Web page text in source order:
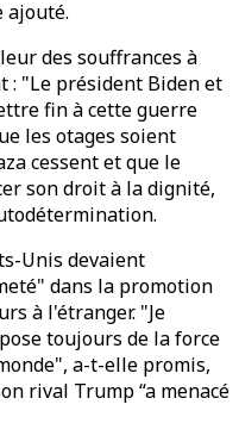
ajouté.
des souffrances à
: "Le président Biden et
fin à cette guerre
les otages soient
cessent et que le
son droit à la dignité,
Unis devaient
dans la promotion
à l'étranger. "Je
toujours de la force
a-t-elle promis,
rival Trump “a menacé